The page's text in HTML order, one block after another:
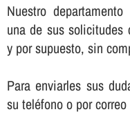
Nuestro
una de sus solicitudes
y por supuesto, sin
Para enviarles sus
su teléfono o por